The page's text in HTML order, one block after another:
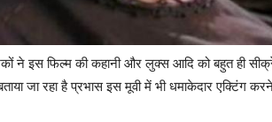
ने इस फिल्म की कहानी और लुक्स आदि को बहुत ही
जा रहा है प्रभास इस मूवी में भी धमाकेदार एक्टिंग